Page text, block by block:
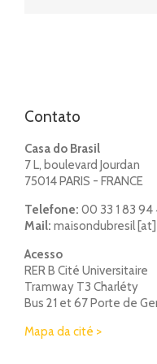
Contato
Casa do Brasil
7 L, boulevard Jourdan
75014 PARIS - FRANCE
Telefone: 00 33 1 83
Mail: maisondubresil
Acesso
RER B Cité Universitaire
Tramway T3 Charléty
Bus 21 et 67 Porte de
Mapa da cité >